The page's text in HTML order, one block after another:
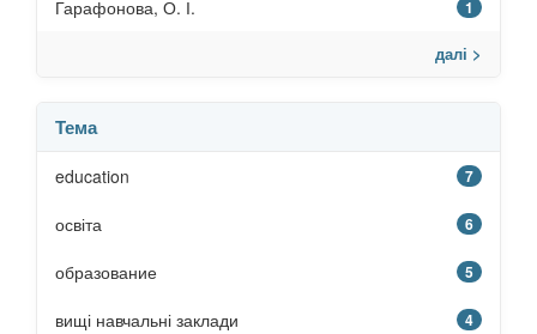
Гарафонова, О. І. 1
далі >
Тема
education 7
освіта 6
образование 5
вищі навчальні заклади 4